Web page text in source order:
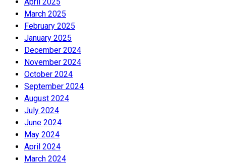
March 2025
February 2025
January 2025
December 2024
November 2024
October 2024
September 2024
August 2024
July 2024
June 2024
May 2024
April 2024
March 2024